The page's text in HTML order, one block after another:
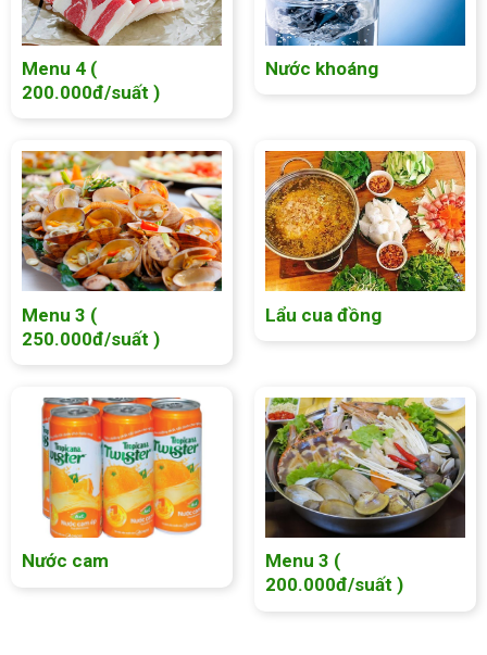
Menu 4 (
200.000đ/suất )
Nước khoáng
Menu 3 (
250.000đ/suất )
Lẩu cua đồng
Nước cam
Menu 3 (
200.000đ/suất )